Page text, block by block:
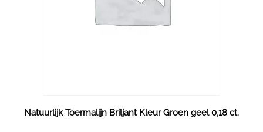
Natuurlijk Toermalijn Briljant Kleur Groen geel 0,18 ct.